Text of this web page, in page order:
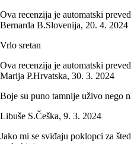
Ova recenzija je automatski
Bernarda B.Slovenija, 20. 4. 2024
Vrlo sretan
Ova recenzija je automatski
Marija P.Hrvatska, 30. 3. 2024
Boje su puno tamnije uživo nego
Libuše S.Češka, 9. 3. 2024
Jako mi se sviđaju poklopci za